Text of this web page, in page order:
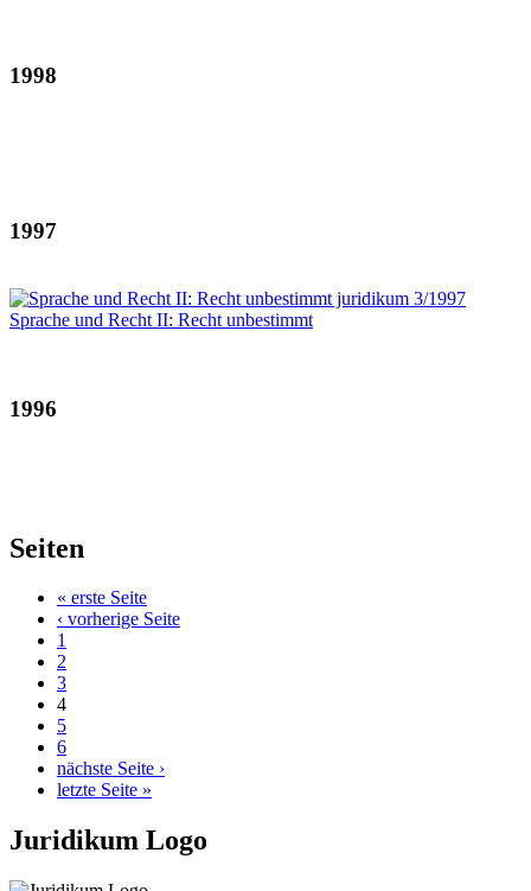
1998
1997
1996
Seiten
« erste Seite
‹ vorherige Seite
1
2
3
4
5
6
nächste Seite ›
letzte Seite »
Juridikum Logo